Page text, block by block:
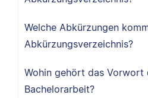
Welche Abkürzungen
Abkürzungsverzeichnis?
Wohin gehört das Vorwort
Bachelorarbeit?